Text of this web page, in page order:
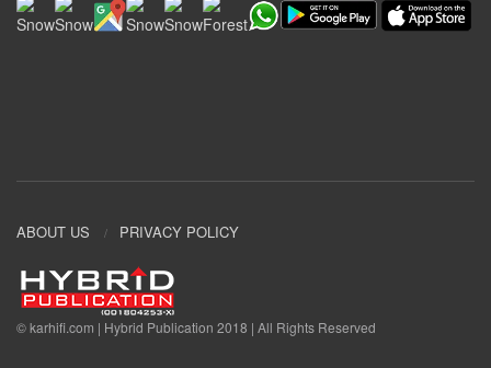
ABOUT US PRIVACY POLICY
© karhifi.com | Hybrid Publication 2018 | All Rights Reserved